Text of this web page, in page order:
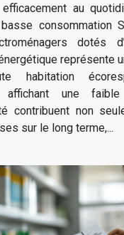
au
consommation
dotés
représente
habitation
affichant une faible
contribuent non
sur le long terme,...